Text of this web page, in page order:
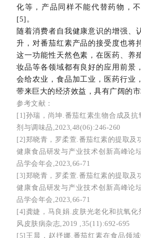
化等，产品同样不能代替药物，
[5]。
随着消费者自我健康意识的增强、
升，对番茄红素产品的接受度也将
这一功能性天然色素，在医药、养
妆品等各领域都有良好的应用前景
会给农业，食品加工业，医药行业
带来巨大的经济效益，具有广阔的市
参考文献：
[1]孙瑞，尚坤.番茄红素生物合成及抗
剂与调味品,2023,48(06):246-260
[2]郑晓青，罗柔萱.番茄红素的提取及
健康食品研发与产业技术创新高峰论
品学会年会,2023,66-71
[3]郑晓青，罗柔萱.番茄红素的提取及
健康食品研发与产业技术创新高峰论
品学会年会,2023,66-71
[4]龚婕，马良娟.皮肤光老化和抗氧化
风皮肤病杂志,2019 ,35(11):692-695
[5]王晨，赵抒娜.番茄红素在食品领